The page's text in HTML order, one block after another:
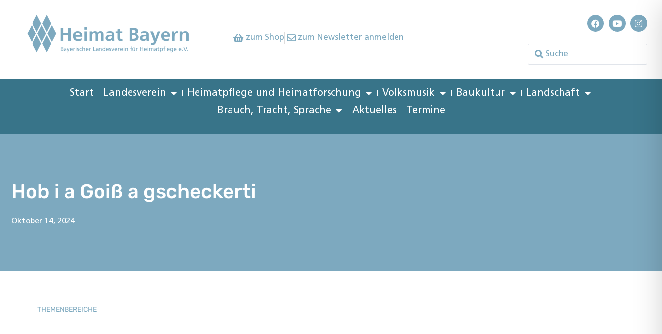
zum Shop zum Newsletter anmelden
Start Landesverein Heimatpflege und Heimatforschung Volksmusik Baukultur
Landschaft
Brauch, Tracht, Sprache
Aktuelles Termine
Hob i a Goiß a gscheckerti
Oktober 14, 2024
THEMENBEREICHE